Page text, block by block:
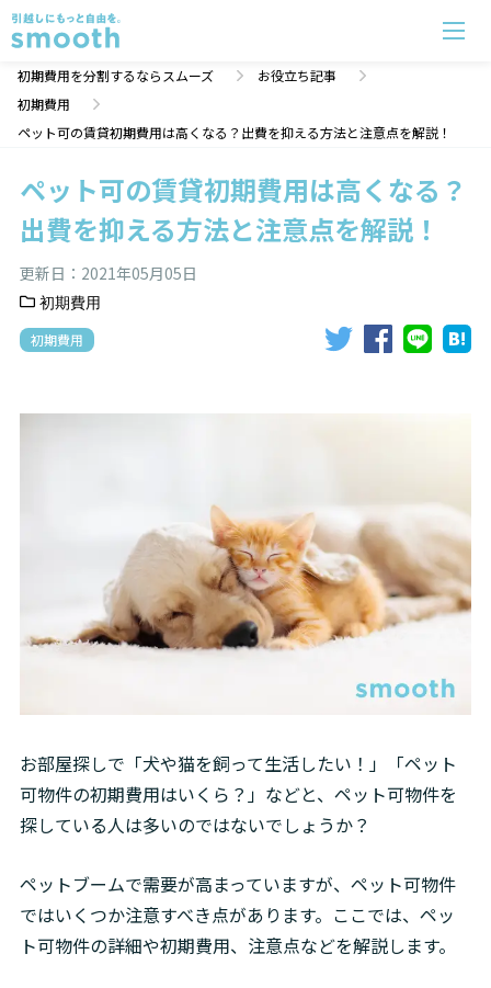
初期費用を分割するならスムーズ
お役立ち記事
初期費用
ペット可の賃貸初期費用は高くなる？出費を抑える方法と注意点を解説！
ペット可の賃貸初期費用は高くなる？
出費を抑える方法と注意点を解説！
更新日： 2021年05月05日
初期費用
初期費用
お部屋探しで「犬や猫を飼って生活したい！」「ペット
可物件の初期費用はいくら？」などと、ペット可物件を
探している人は多いのではないでしょうか？
ペットブームで需要が高まっていますが、ペット可物件
ではいくつか注意すべき点があります。ここでは、ペッ
ト可物件の詳細や初期費用、注意点などを解説します。